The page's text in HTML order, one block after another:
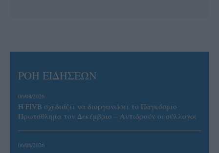
ΡΟΗ ΕΙΔΗΣΕΩΝ
06/08/2026
Η FIVB σχεδιάζει να διοργανώσει το Παγκόσμιο
Πρωτάθλημα τον Δεκέμβριο – Αντιδρούν οι σύλλογοι
06/08/2026